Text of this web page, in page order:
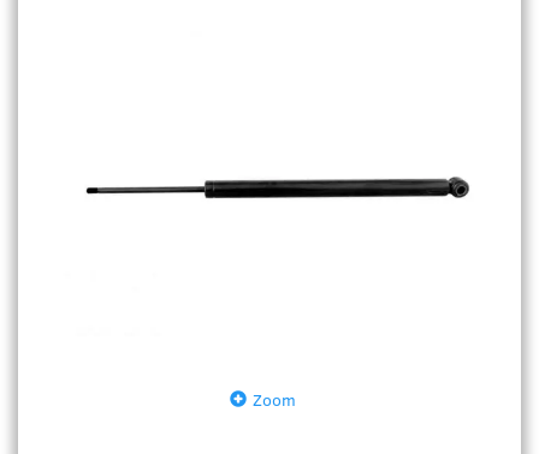
Zoom